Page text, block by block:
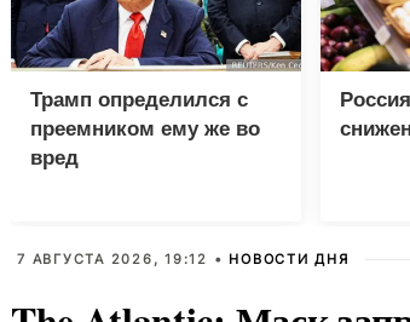
Трамп определился с
преемником ему же во
вред
7 АВГУСТА 2026, 19:12 • НОВОСТИ ДНЯ